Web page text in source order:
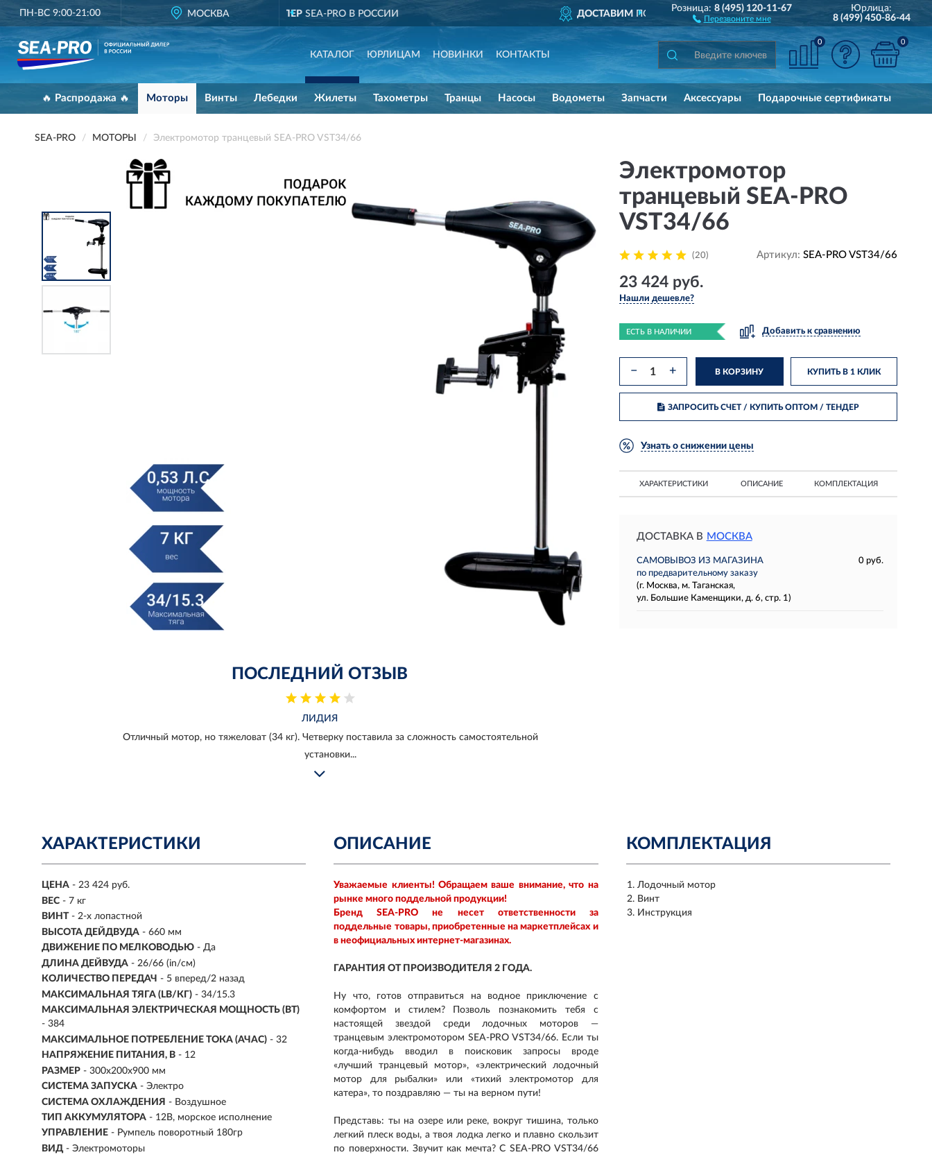
ПН-ВС 9:00-21:00 МОСКВА
ОФИЦИАЛЬНЫЙ ДИЛЕР SEA-PRO В РОССИИ ДОСТАВИМ ПО ВСЕЙ РОССИИ ПОЛНЫЙ АССОРТИМЕНТ БРЕНДА
Розница:8 (495) 120-11-67
Перезвоните мне
Юрлица:
8 (499) 450-86-44
КАТАЛОГ ЮРЛИЦАМ НОВИНКИ КОНТАКТЫ
0 0
🔥 Распродажа 🔥 Моторы Винты Лебедки Жилеты Тахометры Транцы Насосы Водометы Запчасти Аксессуары Подарочные сертификаты
SEA-PRO МОТОРЫ Электромотор транцевый SEA-PRO VST34/66
ПОСЛЕДНИЙ ОТЗЫВ
ЛИДИЯ
Отличный мотор, но тяжеловат (34 кг). Четверку поставила за сложность самостоятельной
установки...
Электромотор
транцевый SEA-PRO
VST34/66
(20) Артикул: SEA-PRO VST34/66
23 424 руб.
Нашли дешевле?
ЕСТЬ В НАЛИЧИИ Добавить к сравнению
− + В КОРЗИНУ КУПИТЬ В 1 КЛИК
ЗАПРОСИТЬ СЧЕТ / КУПИТЬ ОПТОМ/ ТЕНДЕР
Узнать о снижении цены
ХАРАКТЕРИСТИКИ ОПИСАНИЕ КОМПЛЕКТАЦИЯ
ДОСТАВКА В МОСКВА
САМОВЫВОЗ ИЗ МАГАЗИНА
0 руб.
по предварительному заказу
(г. Москва, м. Таганская,
ул. Большие Каменщики, д. 6, стр. 1)
ХАРАКТЕРИСТИКИ
ЦЕНА - 23 424 руб.
ВЕС - 7 кг
ВИНТ - 2-х лопастной
ВЫСОТА ДЕЙДВУДА - 660 мм
ДВИЖЕНИЕ ПО МЕЛКОВОДЬЮ - Да
ДЛИНА ДЕЙВУДА - 26/66 (in/см)
КОЛИЧЕСТВО ПЕРЕДАЧ - 5 вперед/2 назад
МАКСИМАЛЬНАЯ ТЯГА (LB/КГ) - 34/15.3
МАКСИМАЛЬНАЯ ЭЛЕКТРИЧЕСКАЯ МОЩНОСТЬ (ВТ)
- 384
МАКСИМАЛЬНОЕ ПОТРЕБЛЕНИЕ ТОКА (АЧАС) - 32
НАПРЯЖЕНИЕ ПИТАНИЯ, В - 12
РАЗМЕР - 300x200x900 мм
СИСТЕМА ЗАПУСКА - Электро
СИСТЕМА ОХЛАЖДЕНИЯ - Воздушное
ТИП АККУМУЛЯТОРА - 12В, морское исполнение
УПРАВЛЕНИЕ - Румпель поворотный 180гр
ВИД - Электромоторы
КОМПЛЕКТАЦИЯ
Лодочный мотор
Винт
Инструкция
ОПИСАНИЕ
Уважаемые клиенты! Обращаем ваше внимание, что на
рынке много поддельной продукции!
Бренд SEA-PRO не несет ответственности за
поддельные товары, приобретенные на маркетплейсах и
в неофициальных интернет-магазинах.
ГАРАНТИЯ ОТ ПРОИЗВОДИТЕЛЯ 2 ГОДА.
Ну что, готов отправиться на водное приключение с
комфортом и стилем? Позволь познакомить тебя с
настоящей звездой среди лодочных моторов —
транцевым электромотором SEA-PRO VST34/66. Если ты
когда-нибудь вводил в поисковик запросы вроде
«лучший транцевый мотор», «электрический лодочный
мотор для рыбалки» или «тихий электромотор для
катера», то поздравляю — ты на верном пути!
Представь: ты на озере или реке, вокруг тишина, только
легкий плеск воды, а твоя лодка легко и плавно скользит
по поверхности. Звучит как мечта? С SEA-PRO VST34/66